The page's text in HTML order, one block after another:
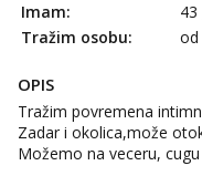
Imam:
43
Tražim osobu:
od
OPIS
Tražim povremena
Zadar i okolica,može
Možemo na veceru,